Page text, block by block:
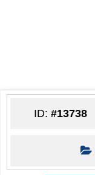
ID:#13738